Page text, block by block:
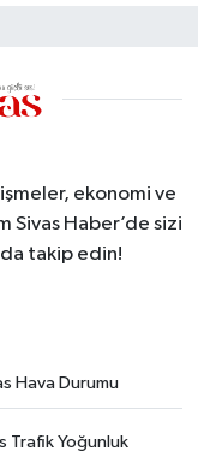
ekonomi ve
Sivas Haber’de sizi
takip edin!
Hava Durumu
Trafik Yoğunluk